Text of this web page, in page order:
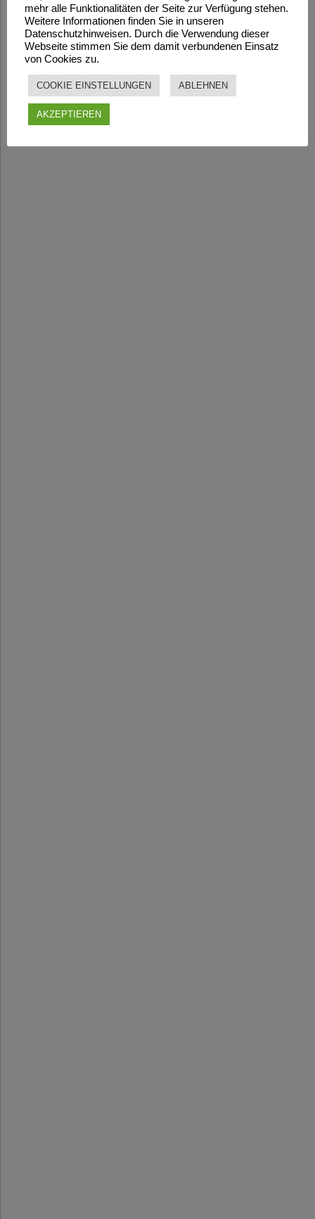
mehr alle Funktionalitäten der Seite zur Verfügung stehen.
Weitere Informationen finden Sie in unseren
Datenschutzhinweisen. Durch die Verwendung dieser
Webseite stimmen Sie dem damit verbundenen Einsatz
von Cookies zu.
COOKIE EINSTELLUNGEN ABLEHNEN
AKZEPTIEREN